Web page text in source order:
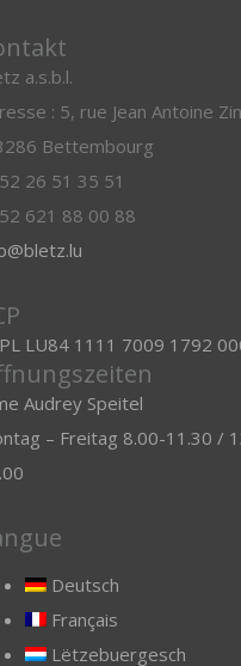
a.s.b.l.
: 5, rue Jean Antoine
Bettembourg
26 51 35 51
621 88 00 88
LU84 1111 7009 1792
Audrey Speitel
– Freitag 8.00-11.30 /
Deutsch
Français
Lëtzebuergesch